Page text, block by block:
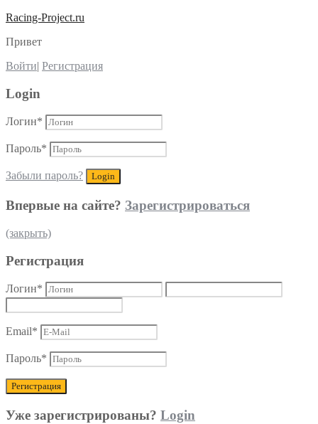
Racing-Project.ru
Привет
Войти| Регистрация
Login
Логин*
Пароль*
Забыли пароль?
Впервые на сайте? Зарегистрироваться
(закрыть)
Регистрация
Логин*
Email*
Пароль*
Уже зарегистрированы? Login